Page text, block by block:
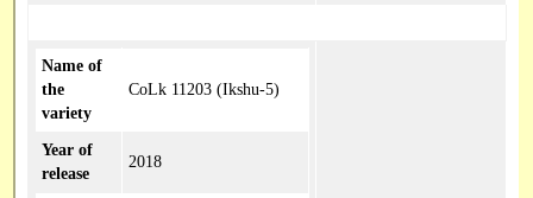
Name of
the
variety
CoLk 11203 (Ikshu-5)
Year of
release
2018